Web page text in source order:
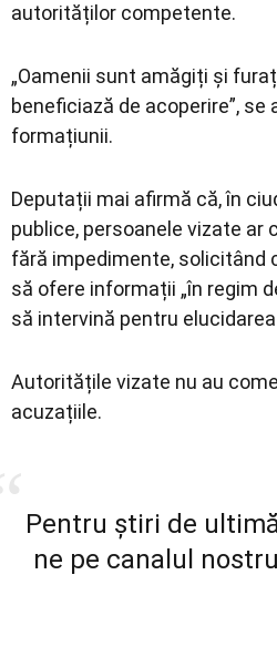
autorităților competente.
„Oamenii sunt amăgiți și
beneficiază de acoperire”, se
formațiunii.
Deputații mai afirmă că, în
publice, persoanele vizate
fără impedimente,
să ofere informații „în regim
să intervină pentru
Autoritățile vizate nu au
acuzațiile.
Pentru știri de
ne pe canalul